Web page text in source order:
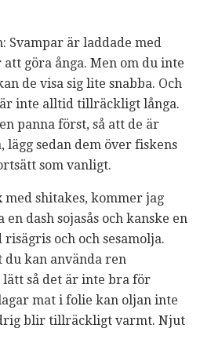
Svampar är laddade med
göra ånga. Men om du inte
de visa sig lite snabba. Och
inte alltid tillräckligt långa.
panna först, så att de är
lägg sedan dem över fiskens
som vanligt.
shitakes, kommer jag
dash sojasås och kanske en
och och sesamolja.
du kan använda ren
lätt så det är inte bra för
mat i folie kan oljan inte
blir tillräckligt varmt. Njut